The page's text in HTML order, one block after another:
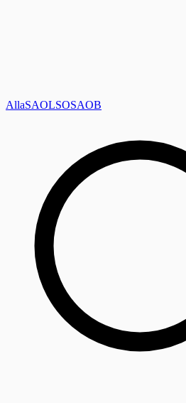
AllaSAOLSOSAOB